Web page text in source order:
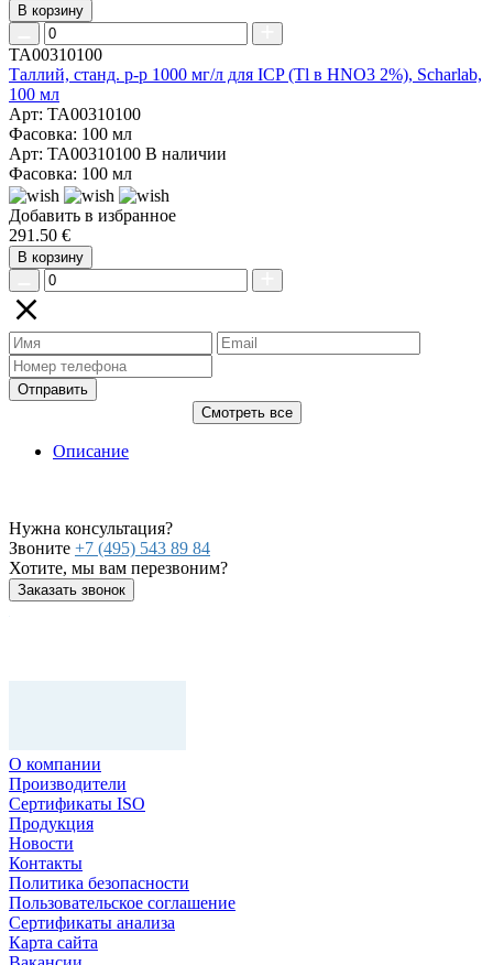
В корзину
TA00310100
Таллий, станд. р-р 1000 мг/л для ICP (Tl в HNO3 2%), Scharlab,
100 мл
Арт: TA00310100
Фасовка: 100 мл
Арт: TA00310100 В наличии
Фасовка: 100 мл
Добавить в избранное
291.50 €
В корзину
Отправить
Смотреть все
Описание
Нужна консультация?
Звоните +7 (495) 543 89 84
Хотите, мы вам перезвоним?
Заказать звонок
О компании
Производители
Сертификаты ISO
Продукция
Новости
Контакты
Политика безопасности
Пользовательское соглашение
Сертификаты анализа
Карта сайта